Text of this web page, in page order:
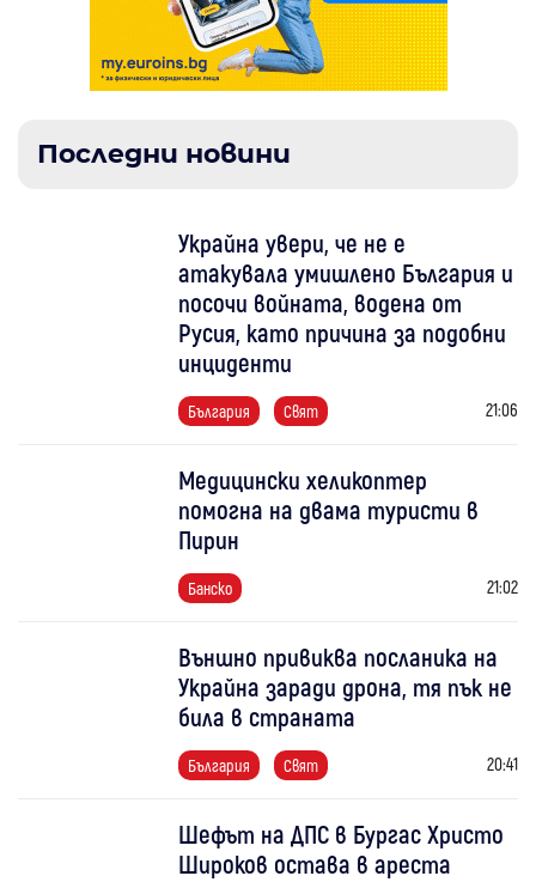
Последни новини
Украйна увери, че не е
атакувала умишлено България и
посочи войната, водена от
Русия, като причина за подобни
инциденти
България Свят 21:06
Медицински хеликоптер
помогна на двама туристи в
Пирин
Банско 21:02
Външно привиква посланика на
Украйна заради дрона, тя пък не
била в страната
България Свят 20:41
Шефът на ДПС в Бургас Христо
Широков остава в ареста